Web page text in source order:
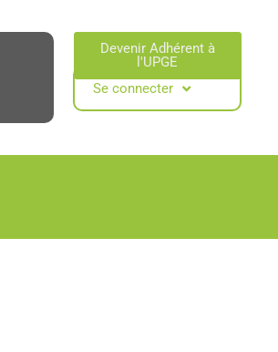
Devenir Adhérent à
l'UPGE​
Se connecter